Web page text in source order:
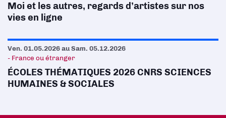
Moi et les autres, regards d’artistes sur nos
vies en ligne
Ven. 01.05.2026auSam. 05.12.2026
- France ou étranger
ÉCOLES THÉMATIQUES 2026 CNRS SCIENCES
HUMAINES & SOCIALES